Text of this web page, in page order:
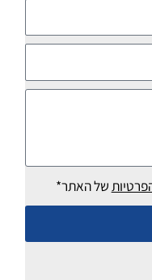
של האתר*